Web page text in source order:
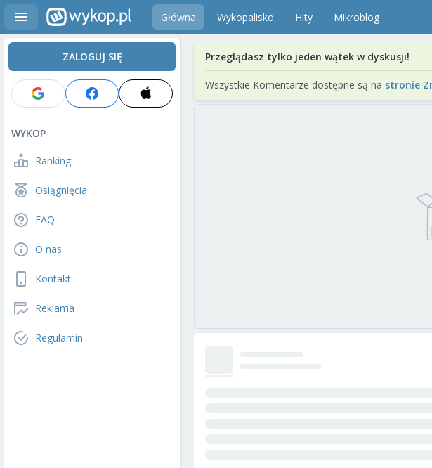
Główna Wykopalisko Hity Mikroblog
ZALOGUJ SIĘ
WYKOP
Ranking
Osiągnięcia
FAQ
O nas
Kontakt
Reklama
Regulamin
Przeglądasz tylko jeden wątek w dyskusji!
Wszystkie Komentarze dostępne są na stronie